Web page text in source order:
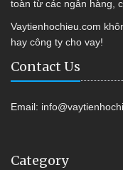
toàn từ các ngân hàng,
Vaytienhochieu.com
hay công ty cho vay!
Contact Us
Email:
Category